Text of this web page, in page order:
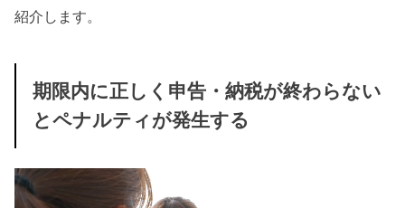
紹介します。
期限内に正しく申告・納税が終わらない
とペナルティが発生する